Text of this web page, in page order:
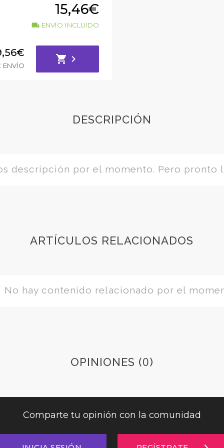
15,46€
local_shippingENVÍO INCLUIDO
shopping_cart chevron_right
DESCRIPCIÓN
descripción por el momento. Pero pronto
ARTÍCULOS RELACIONADOS
No hay contenido relacionado por el
OPINIONES (0)
Comparte tu opinión con la comunidad